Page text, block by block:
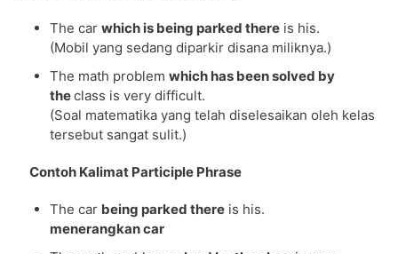
The car which is being parked thereis his.
(Mobil yang sedang diparkir disana miliknya.)
The math problem which has been solved by
theclass is very difficult.
(Soal matematika yang telah diselesaikan oleh kelas
tersebut sangat sulit.)
Contoh Kalimat Participle Phrase
The car being parked thereis his.
menerangkan car